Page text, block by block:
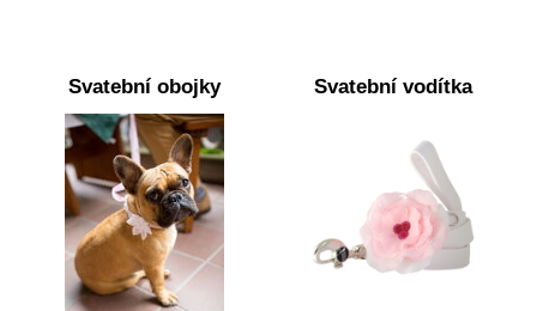
Svatební obojky Svatební vodítka